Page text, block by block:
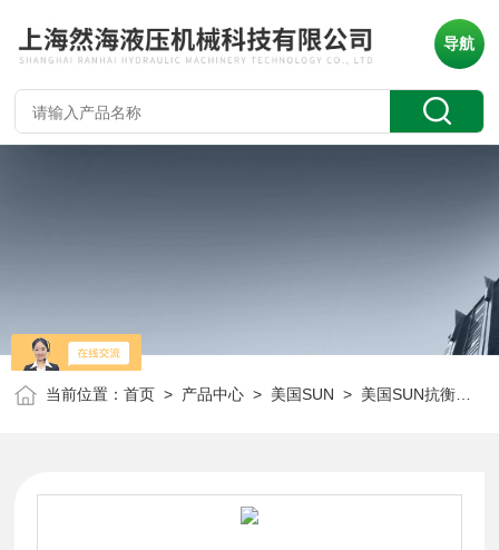
导航
当前位置：首页 > 产品中心 > 美国SUN > 美国SUN抗衡阀